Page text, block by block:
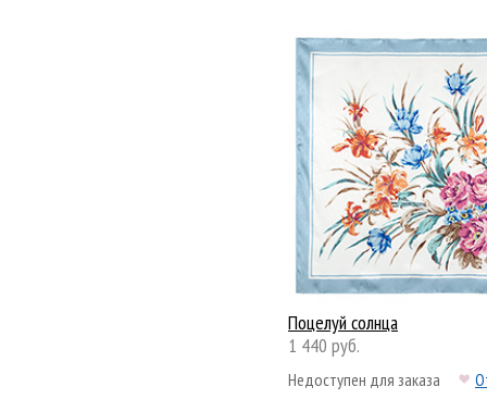
Поцелуй солнца
1 440 руб.
Недоступен для заказа